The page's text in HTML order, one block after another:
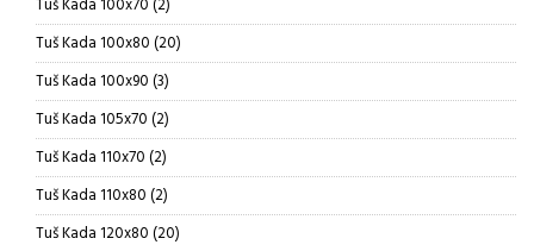
Tuš Kada 100x70 2
proizvoda
Tuš Kada 100x80 2020
proizvoda
Tuš Kada 100x90 33
proizvoda
Tuš Kada 105x70 22
proizvoda
Tuš Kada 110x70 22
proizvoda
Tuš Kada 110x80 22
proizvoda
Tuš Kada 120x80 2020